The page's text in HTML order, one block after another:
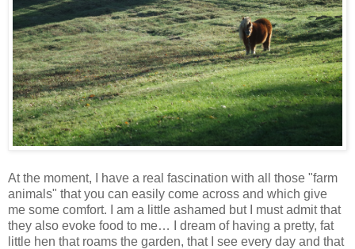
At the moment, I have a real fascination with all those "farm
animals" that you can easily come across and which give
me some comfort. I am a little ashamed but I must admit that
they also evoke food to me… I dream of having a pretty, fat
little hen that roams the garden, that I see every day and that